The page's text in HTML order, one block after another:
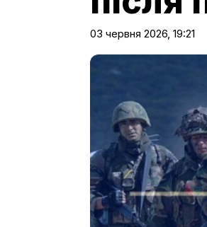
03 червня 2026, 19:21